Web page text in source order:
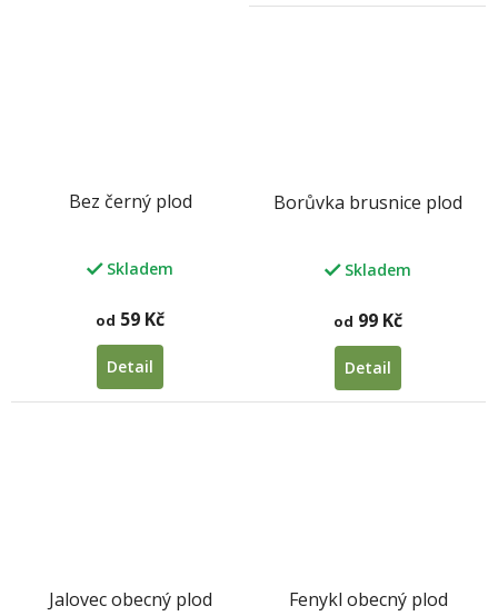
Bez černý plod
Skladem
od 59 Kč
Detail
Borůvka brusnice plod
Skladem
od 99 Kč
Detail
Jalovec obecný plod Fenykl obecný plod